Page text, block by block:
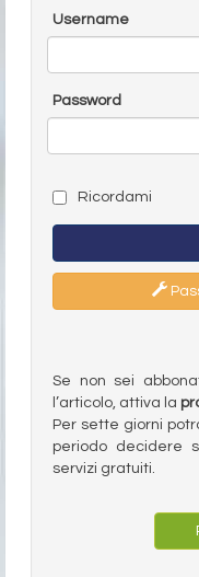
Username
Password
Ricordami
Se non sei
l’articolo, attiva la
Per sette giorni
periodo decidere
servizi gratuiti.